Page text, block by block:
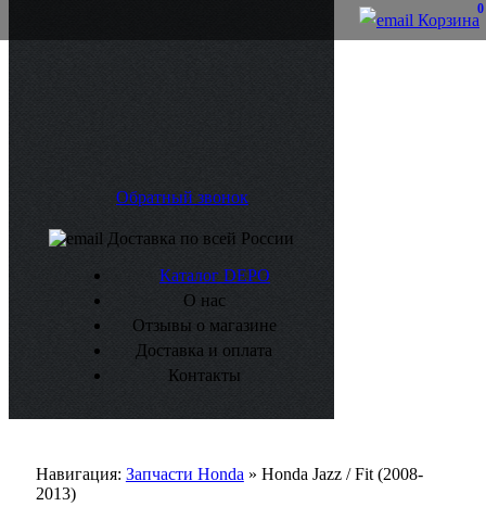
Навигация: Запчасти Honda » Honda Jazz / Fit (2008-
2013)
Обратный звонок
Доставка по всей России
Корзина
0
Каталог DEPO
О нас
Отзывы о магазине
Доставка и оплата
Контакты